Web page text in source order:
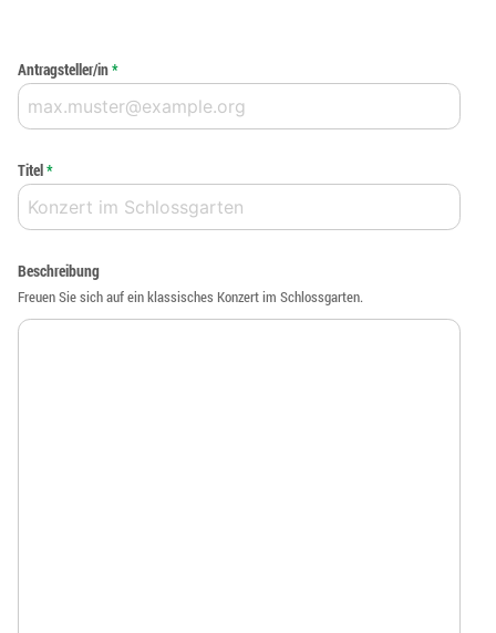
Antragsteller/in*
Titel*
Beschreibung
Freuen Sie sich auf ein klassisches Konzert im Schlossgarten.